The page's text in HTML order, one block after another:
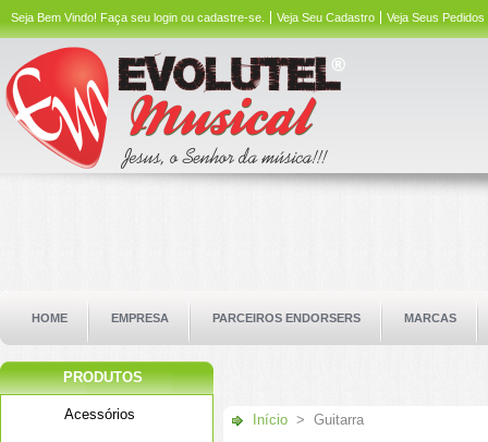
Seja Bem Vindo! Faça seu login ou cadastre-se. Veja Seu Cadastro Veja Seus Pedidos
HOME EMPRESA PARCEIROS ENDORSERS MARCAS
PRODUTOS
Acessórios Início > Guitarra